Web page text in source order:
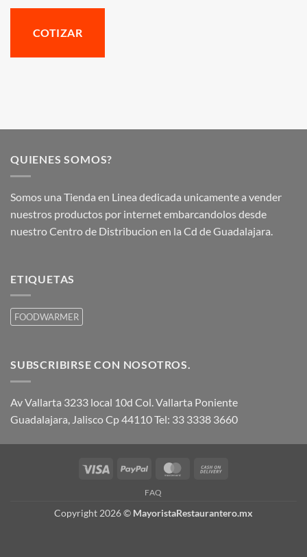
COTIZAR
QUIENES SOMOS?
Somos una Tienda en Linea dedicada unicamente a vender
nuestros productos por internet embarcandolos desde
nuestro Centro de Distribucion en la Cd de Guadalajara.
ETIQUETAS
FOODWARMER
SUBSCRIBIRSE CON NOSOTROS.
Av Vallarta 3233 local 10d Col. Vallarta Poniente
Guadalajara, Jalisco Cp 44110 Tel: 33 3338 3660
Visa PayPal MasterCard
FAQ
Copyright 2026 © MayoristaRestaurantero.mx